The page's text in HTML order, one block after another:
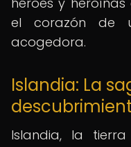
el corazón de
acogedora.
Islandia: La
Islandia, la